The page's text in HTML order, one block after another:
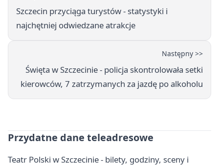
Szczecin przyciąga turystów - statystyki i
najchętniej odwiedzane atrakcje
Następny >>
Święta w Szczecinie - policja skontrolowała setki
kierowców, 7 zatrzymanych za jazdę po alkoholu
Przydatne dane teleadresowe
Teatr Polski w Szczecinie - bilety, godziny, sceny i